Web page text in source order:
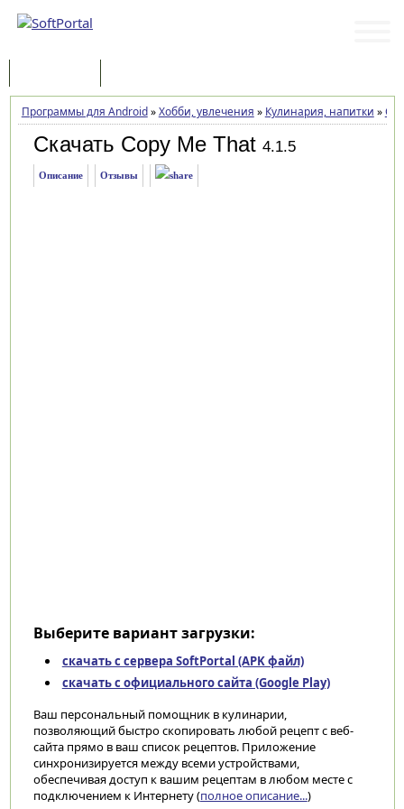
Программы для Android»Хобби, увлечения » Кулинария, напитки »
Скачать Copy Me That 4.1.5
Описание Отзывы
Выберите вариант загрузки:
скачать с сервера SoftPortal (APK файл)
скачать с официального сайта (Google Play)
Ваш персональный помощник в кулинарии,
позволяющий быстро скопировать любой рецепт с веб-
сайта прямо в ваш список рецептов. Приложение
синхронизируется между всеми устройствами,
обеспечивая доступ к вашим рецептам в любом месте с
подключением к Интернету (полное описание...)